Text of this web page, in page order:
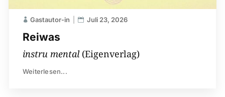
Reiwas
Gastautor-in Juli 23, 2026
instru mental(Eigenverlag)
Weiterlesen...